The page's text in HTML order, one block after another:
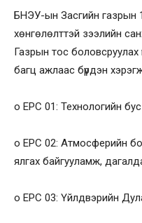
БНЭУ-ын Засгийн газрын
хөнгөлөлттэй зээлийн
Газрын тос боловсруулах
багц ажлаас бүрдэн
o EPC 01: Технологийн
o EPC 02: Атмосферийн
ялгах байгууламж,
o EPC 03: Үйлдвэрийн